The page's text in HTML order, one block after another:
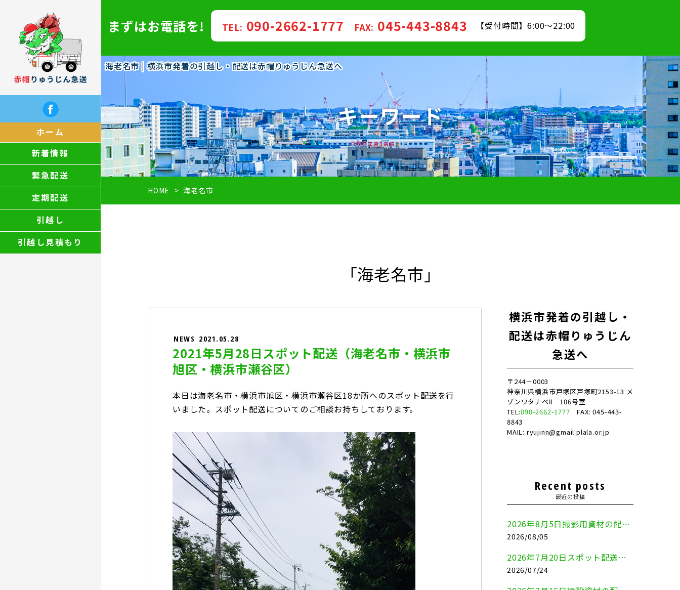
ホーム
新着情報
緊急配送
定期配送
引越し
引越し見積もり
海老名市 | 横浜市発着の引越し・配送は赤帽りゅうじん急送へ
まずはお電話を! TEL: 090-2662-1777 FAX: 045-443-8843 【受付時間】6:00～22:00
キーワード
HOME 海老名市
「海老名市」
NEWS 2021.05.28
2021年5月28日スポット配送（海老名市・横浜市
旭区・横浜市瀬谷区）
本日は海老名市・横浜市旭区・横浜市瀬谷区18か所へのスポット配送を行
いました。スポット配送についてのご相談お持ちしております。
横浜市発着の引越し・
配送は赤帽りゅうじん
急送へ
〒244－0003
神奈川県横浜市戸塚区戸塚町2153-13 メ
ゾンワタナベⅡ 106号室
TEL:090-2662-1777 FAX: 045-443-
8843
MAIL: ryujinn@gmail.plala.or.jp
Recent posts
最近の投稿
2026年8月5日撮影用資材の配送（鎌倉市⇒港区）
2026/08/05
2026年7月20日スポット配送（横浜市金沢区⇒愛知県豊川市）
2026/07/24